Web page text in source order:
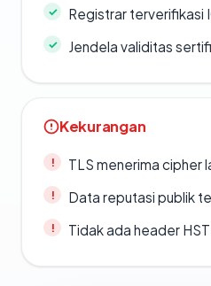
Registrar terverifikasi
Jendela validitas
Kekurangan
TLS menerima cipher
Data reputasi publik
Tidak ada header